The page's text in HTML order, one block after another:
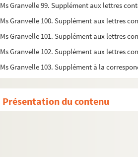
Ms Granvelle 99. Supplément aux lettres
Ms Granvelle 100. Supplément aux lettres
Ms Granvelle 101. Supplément aux lettres
Ms Granvelle 102. Supplément aux lettres
Ms Granvelle 103. Supplément à la
Présentation du contenu